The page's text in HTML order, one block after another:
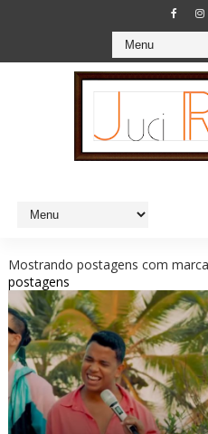
Mostrando postagens com
postagens